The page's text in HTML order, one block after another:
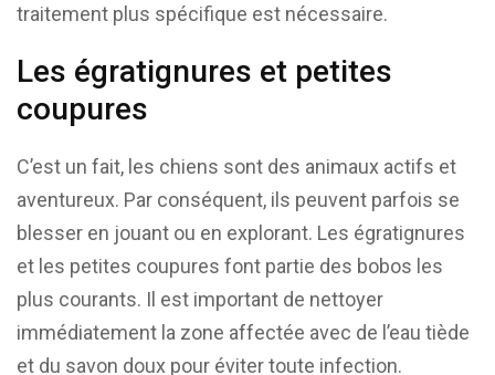
traitement plus spécifique est nécessaire.
Les égratignures et petites
coupures
C’est un fait, les chiens sont des animaux actifs et
aventureux. Par conséquent, ils peuvent parfois se
blesser en jouant ou en explorant. Les égratignures
et les petites coupures font partie des bobos les
plus courants. Il est important de nettoyer
immédiatement la zone affectée avec de l’eau tiède
et du savon doux pour éviter toute infection.